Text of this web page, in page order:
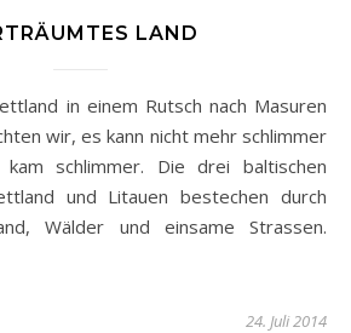
LAND
wir, es kann nicht mehr schlimmer
schlimmer. Die drei baltischen
und Litauen bestechen durch
Wälder und einsame Strassen.
24. Juli 2014